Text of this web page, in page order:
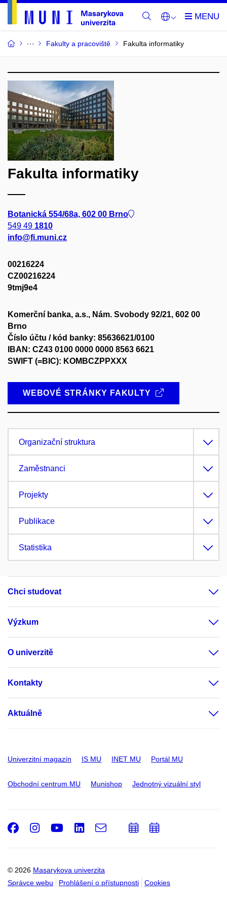
Fakulty a pracoviště Fakulta informatiky
Fakulta informatiky
Botanická 554/68a, 602 00 Brno
549 49 1810
info@fi.muni.cz
00216224
CZ00216224
9tmj9e4
Komerční banka, a.s., Nám. Svobody 92/21, 602 00
Brno
Číslo účtu / kód banky: 85636621/0100
IBAN: CZ43 0100 0000 0000 8563 6621
SWIFT (=BIC): KOMBCZPPXXX
WEBOVÉ STRÁNKY FAKULTY
Organizační struktura
Zaměstnanci
Projekty
Publikace
Statistika
Chci studovat
Výzkum
O univerzitě
Kontakty
Aktuálně
Univerzitní magazín IS MU INET MU Portál MU
Obchodní centrum MU Munishop Jednotný vizuální styl
© 2026 Masarykova univerzita
Správce webu
Prohlášení o přístupnosti Cookies
Facebook
Instagram
Youtube
LinkedIn
e-
PřidatPřidat